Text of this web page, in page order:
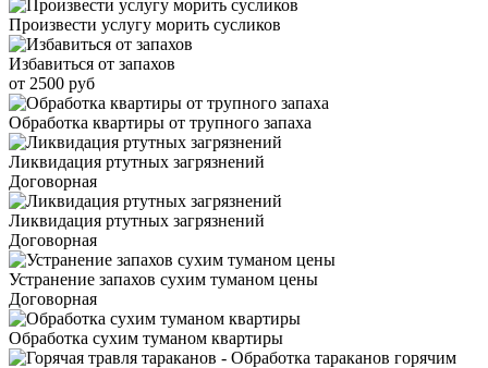
Произвести услугу морить сусликов
Избавиться от запахов
от 2500 руб
Обработка квартиры от трупного запаха
Ликвидация ртутных загрязнений
Договорная
Ликвидация ртутных загрязнений
Договорная
Устранение запахов сухим туманом цены
Договорная
Обработка сухим туманом квартиры